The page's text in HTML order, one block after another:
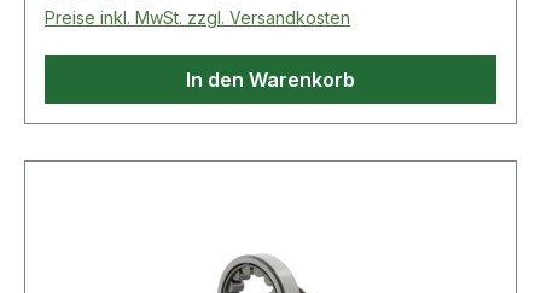
Preise inkl. MwSt. zzgl. Versandkosten
In den Warenkorb